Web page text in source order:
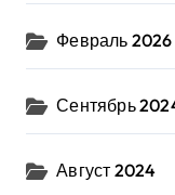
Февраль 2026
Сентябрь
Август 2024